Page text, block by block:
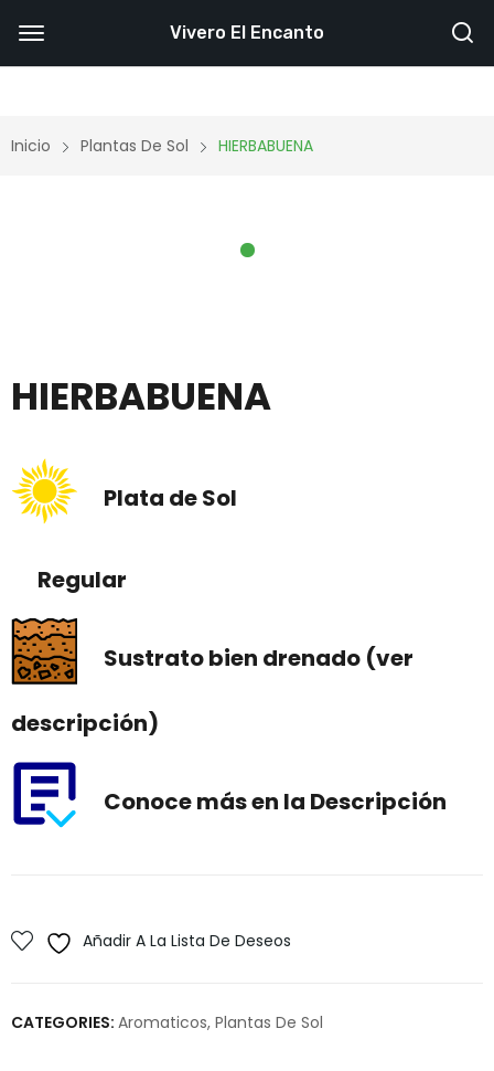
Inicio Plantas De Sol HIERBABUENA
HIERBABUENA
Plata de Sol
Regular
Sustrato bien drenado (ver
descripción)
Conoce más en la Descripción
Añadir A La Lista De Deseos
CATEGORIES: Aromaticos, Plantas De Sol
Vivero El Encanto